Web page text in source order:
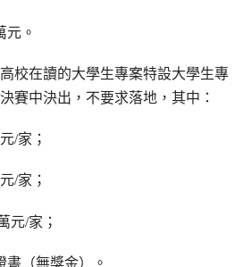
元。
校在讀的大學生專案特設大學生專
賽中決出，不要求落地，其中：
/家；
/家；
元/家；
書（無獎金）。